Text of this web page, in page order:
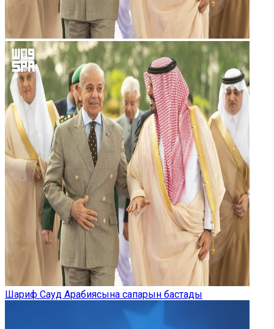
Шариф Сауд Арабиясына сапарын бастады